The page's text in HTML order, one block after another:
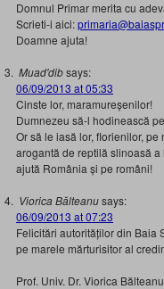
Domnul Primar merita cu
Scrieti-i aici:
Doamne ajuta!
Muad'dibsays:
06/09/2013 at 05:33
Cinste lor, maramureșenilor!
Dumnezeu să-l hodinească
Or să le iasă lor, florienilor,
arogantă de reptilă slinoasă
ajută România și pe români!
Viorica Bălteanusays:
06/09/2013 at 07:23
Felicitări autorităților din Baia
pe marele mărturisitor al
Prof. Univ. Dr. Viorica Bălteanu